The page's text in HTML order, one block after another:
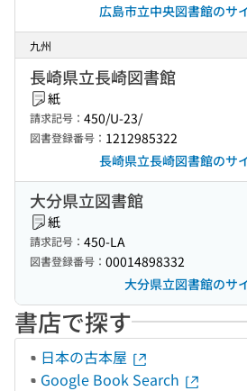
広島市立中央図書館のサ
九州
長崎県立長崎図書館
紙
請求記号： 450/U-23/
図書登録番号： 1212985322
長崎県立長崎図書館のサ
大分県立図書館
紙
請求記号： 450-LA
図書登録番号： 00014898332
大分県立図書館のサ
書店で探す
日本の古本屋
Google Book Search